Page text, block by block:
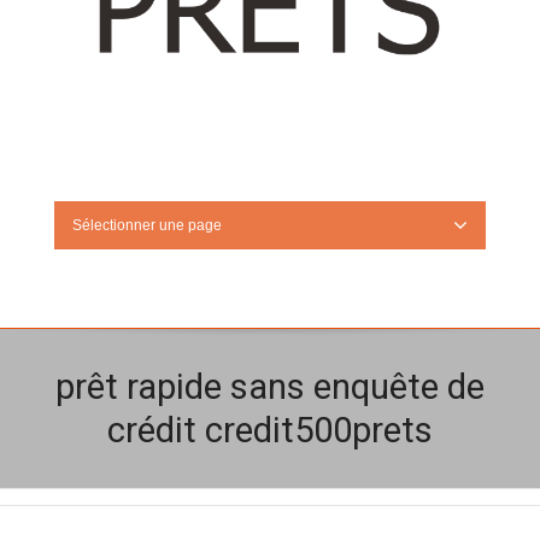
Sélectionner une page
prêt rapide sans enquête de
crédit credit500prets